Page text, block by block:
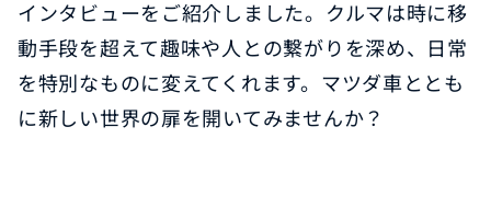
インタビューをご紹介しました。クルマは時に移
動手段を超えて趣味や人との繋がりを深め、日常
を特別なものに変えてくれます。マツダ車ととも
に新しい世界の扉を開いてみませんか？